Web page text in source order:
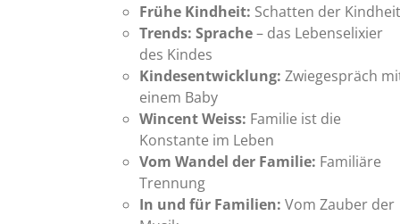
Frühe Kindheit: Schatten der
Trends: Sprache– das Lebenselixier
des Kindes
Kindesentwicklung: Zwiegespräch
einem Baby
Wincent Weiss: Familie ist die
Konstante im Leben
Vom Wandel der Familie: Familiäre
Trennung
In und für Familien: Vom Zauber der